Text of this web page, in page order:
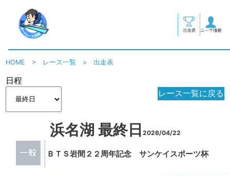
HOME > レース一覧 >出走表
日程
レース一覧に戻る
浜名湖 最終日 2026/04/22
ＢＴＳ岩間２２周年記念 サンケイスポーツ杯